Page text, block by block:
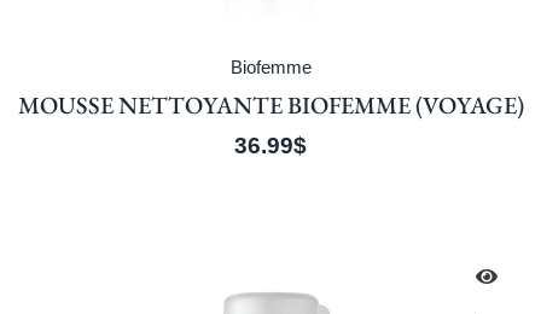
Biofemme
MOUSSE NETTOYANTE BIOFEMME (VOYAGE)
36.99$